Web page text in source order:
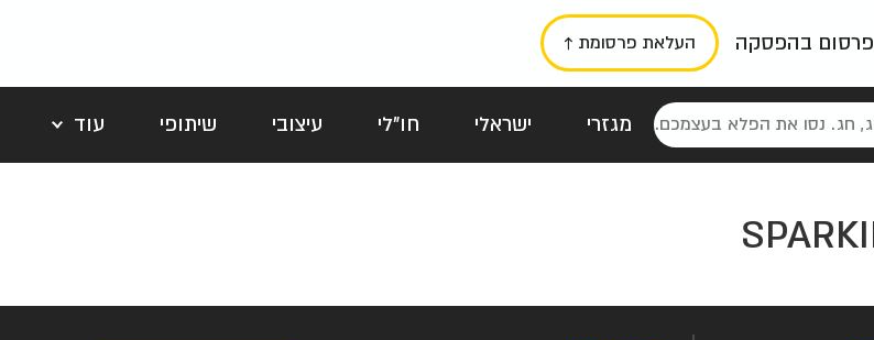
פרסום בהפסקה העלאת פרסומת ↑
מגזרי ישראלי חו"לי עיצובי שיתופי
עוד
כרזות טיפוגרפי